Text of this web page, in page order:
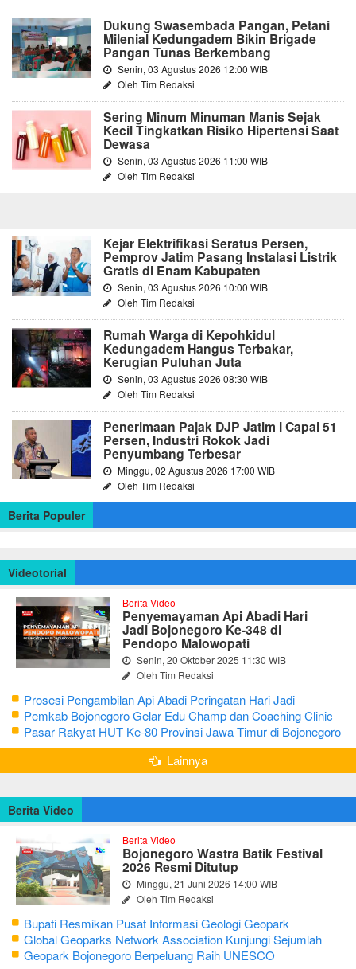
Dukung Swasembada Pangan, Petani
Milenial Kedungadem Bikin Brigade
Pangan Tunas Berkembang
Senin, 03 Agustus 2026 12:00 WIB
Oleh Tim Redaksi
Sering Minum Minuman Manis Sejak
Kecil Tingkatkan Risiko Hipertensi Saat
Dewasa
Senin, 03 Agustus 2026 11:00 WIB
Oleh Tim Redaksi
Kejar Elektrifikasi Seratus Persen,
Pemprov Jatim Pasang Instalasi Listrik
Gratis di Enam Kabupaten
Senin, 03 Agustus 2026 10:00 WIB
Oleh Tim Redaksi
Rumah Warga di Kepohkidul
Kedungadem Hangus Terbakar,
Kerugian Puluhan Juta
Senin, 03 Agustus 2026 08:30 WIB
Oleh Tim Redaksi
Penerimaan Pajak DJP Jatim I Capai 51
Persen, Industri Rokok Jadi
Penyumbang Terbesar
Minggu, 02 Agustus 2026 17:00 WIB
Oleh Tim Redaksi
Berita Populer
Videotorial
Berita Video
Penyemayaman Api Abadi Hari
Jadi Bojonegoro Ke-348 di
Pendopo Malowopati
Senin, 20 Oktober 2025 11:30 WIB
Oleh Tim Redaksi
Prosesi Pengambilan Api Abadi Peringatan Hari Jadi
Bojonegoro Ke-348
Pemkab Bojonegoro Gelar Edu Champ dan Coaching Clinic
Seni Reog dan Jaranan
Pasar Rakyat HUT Ke-80 Provinsi Jawa Timur di Bojonegoro
Lainnya
Berita Video
Berita Video
Bojonegoro Wastra Batik Festival
2026 Resmi Ditutup
Minggu, 21 Juni 2026 14:00 WIB
Oleh Tim Redaksi
Bupati Resmikan Pusat Informasi Geologi Geopark
Bojonegoro
Global Geoparks Network Association Kunjungi Sejumlah
Geosite di Bojonegoro
Geopark Bojonegoro Berpeluang Raih UNESCO